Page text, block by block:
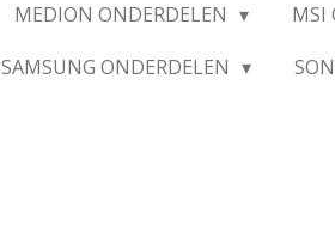
MEDION ONDERDELEN
MSI
SAMSUNG ONDERDELEN